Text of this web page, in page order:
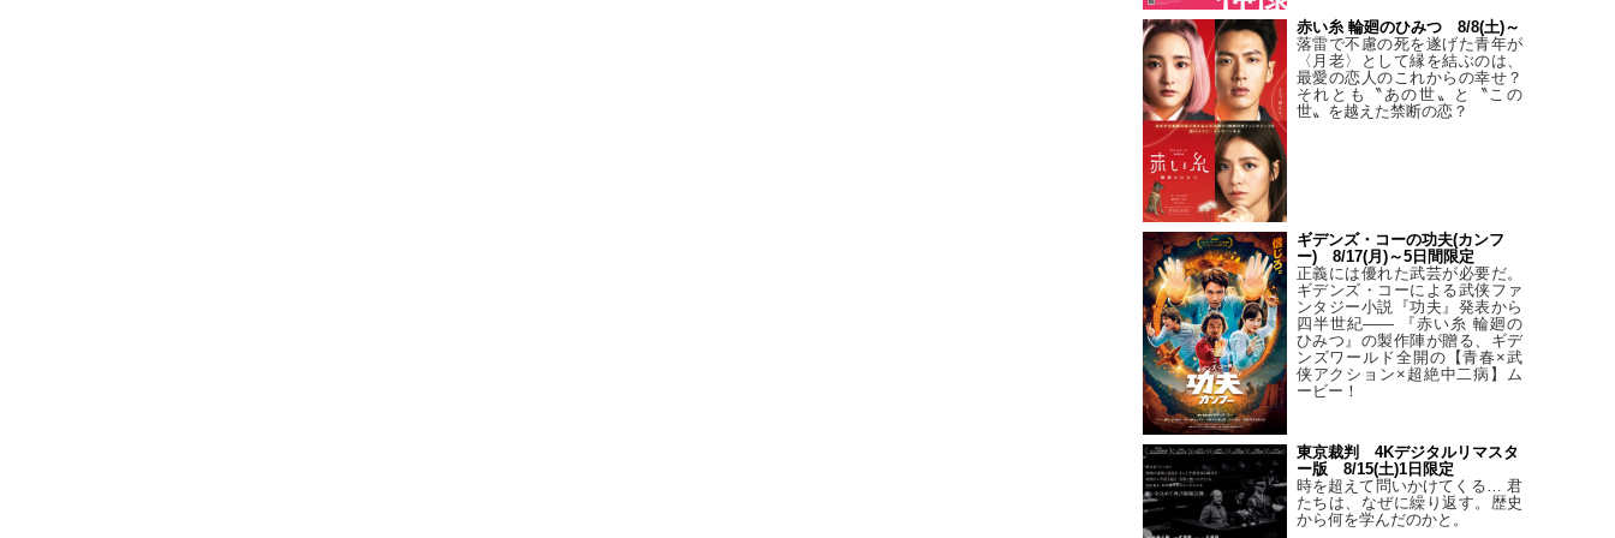
赤い糸 輪廻のひみつ 8/8(土)～
落雷で不慮の死を遂げた青年が
〈月老〉として縁を結ぶのは、
最愛の恋人のこれからの幸せ？
それとも〝あの世〟と〝この
世〟を越えた禁断の恋？
ギデンズ・コーの功夫(カンフ
ー) 8/17(月)～5日間限定
正義には優れた武芸が必要だ。
ギデンズ・コーによる武侠ファ
ンタジー小説『功夫』発表から
四半世紀―― 『赤い糸 輪廻の
ひみつ』の製作陣が贈る、ギデ
ンズワールド全開の【青春×武
侠アクション×超絶中二病】ム
ービー！
東京裁判 4Kデジタルリマスタ
ー版 8/15(土)1日限定
時を超えて問いかけてくる… 君
たちは、なぜに繰り返す。歴史
から何を学んだのかと。